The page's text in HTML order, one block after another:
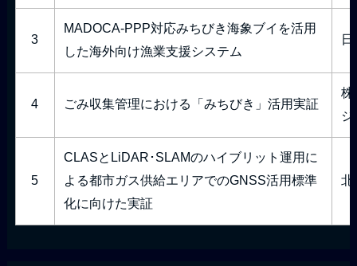
3
MADOCA-PPP対応みちびき海象ブイを活用
した海外向け漁業支援システム
4 ごみ収集管理における「みちびき」活用実証
株
ジ
5
CLASとLiDAR･SLAMのハイブリット運用に
よる都市ガス供給エリアでのGNSS活用標準
化に向けた実証
北